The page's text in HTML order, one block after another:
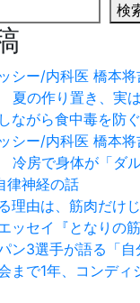
検
シー/内科医 橋本
の作り置き、実
ながら食中毒を防
シー/内科医 橋本
房で身体が「ダ
律神経の話
理由は、筋肉だけ
ッセイ『となりの
ン3選手が語る「自
で1年、コンディ